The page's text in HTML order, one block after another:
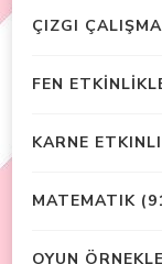
ÇIZGI
FEN
KARNE
MATEMATIK
OYUN